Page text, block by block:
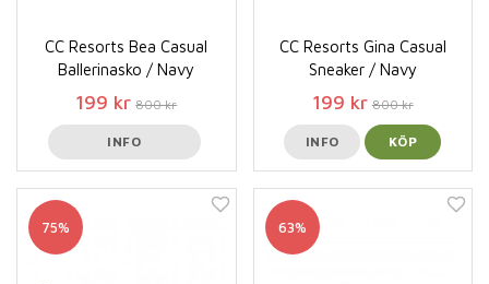
CC Resorts Bea Casual
Ballerinasko / Navy
199 kr 800 kr
INFO
CC Resorts Gina Casual
Sneaker / Navy
199 kr 800 kr
INFO KÖP
75% 63%